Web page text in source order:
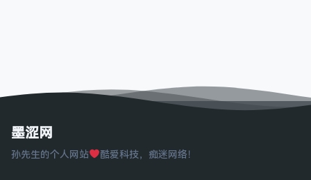
墨涩网
孙先生的个人网站 酷爱科技，痴迷网络！